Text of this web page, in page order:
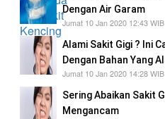
Dengan Air Garam
Jumat 10 Jan 2020 12:43 WIB
Alami Sakit Gigi ? Ini
Dengan Bahan Yang
Jumat 10 Jan 2020 14:28 WIB
Sering Abaikan Sakit
Mengancam